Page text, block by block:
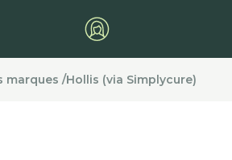
marques /Hollis (via Simplycure)